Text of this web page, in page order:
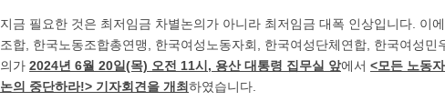
지금 필요한 것은 최저임금 차별논의가 아니라 최저임금 대폭 인상입니다. 이
조합, 한국노동조합총연맹, 한국여성노동자회, 한국여성단체연합, 한국여성민
의가 2024년 6월 20일(목) 오전 11시, 용산 대통령 집무실 앞에서 <모든 노동
논의 중단하라!> 기자회견을 개최하였습니다.